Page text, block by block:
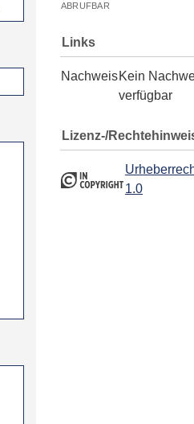
ABRUFBAR
Links
NachweisKein
verfügbar
Lizenz-/
1.0